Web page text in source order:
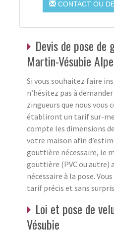
CONTACT OU
Devis de pose
Martin-Vésubie
Si vous souhaitez faire
n’hésitez pas à
zingueurs que nous vous
établiront un tarif sur-
compte les dimensions
votre maison afin
gouttière nécessaire, le
gouttière (PVC ou autre)
nécessaire à la pose.
tarif précis et sans
Loi et pose de
Vésubie